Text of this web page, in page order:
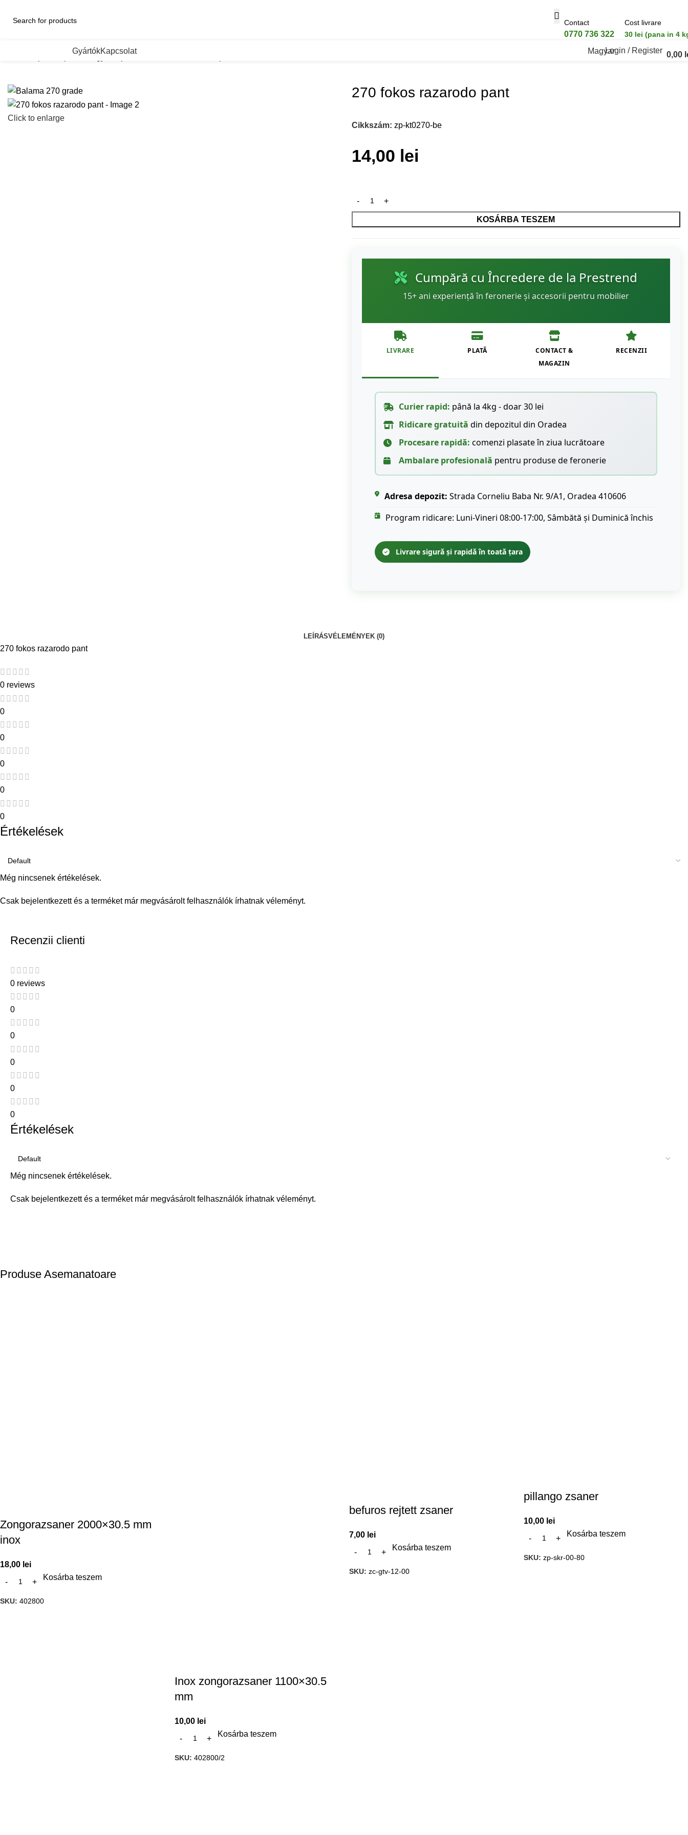
Contact
0770 736 322
Cost livrare
30 lei (pana in 4
GyártókKapcsolat MagyarLogin / Register 0,00
Bútorpántok Egyebb pantok
Click to enlarge
270 fokos razarodo pant
Cikkszám: zp-kt0270-be
14,00 lei
KOSÁRBA TESZEM
Cumpără cu Încredere de la Prestrend
15+ ani experiență în feronerie și accesorii pentru mobilier
LIVRARE PLATĂ
CONTACT &
MAGAZIN
RECENZII
Curier rapid: până la 4kg - doar 30 lei
Ridicare gratuită din depozitul din Oradea
Procesare rapidă: comenzi plasate în ziua lucrătoare
Ambalare profesională pentru produse de feronerie
Adresa depozit: Strada Corneliu Baba Nr. 9/A1, Oradea 410606
Program ridicare: Luni-Vineri 08:00-17:00, Sâmbătă și Duminică închis
Livrare sigură și rapidă în toată țara
LEÍRÁSVÉLEMÉNYEK (0)
270 fokos razarodo pant
0 reviews
0
0
0
0
0
Értékelések
Még nincsenek értékelések.
Csak bejelentkezett és a terméket már megvásárolt felhasználók írhatnak véleményt.
Recenzii clienti
0 reviews
0
0
0
0
0
Értékelések
Még nincsenek értékelések.
Csak bejelentkezett és a terméket már megvásárolt felhasználók írhatnak véleményt.
Produse Asemanatoare
Zongorazsaner 2000×30.5 mm
inox
18,00 lei
Kosárba teszem
SKU: 402800
Inox zongorazsaner 1100×30.5
mm
10,00 lei
Kosárba teszem
SKU: 402800/2
befuros rejtett zsaner
7,00 lei
Kosárba teszem
SKU: zc-gtv-12-00
pillango zsaner
10,00 lei
Kosárba teszem
SKU: zp-skr-00-80